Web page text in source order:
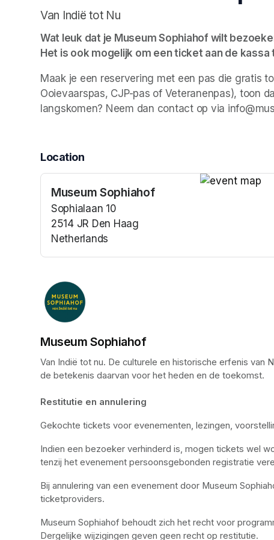
Van Indië tot Nu
Wat leuk dat je Museum Sophiahof wilt
Het is ook mogelijk om een ticket aan de kassa
Maak je een reservering met een pas die gratis
Ooievaarspas, CJP-pas of Veteranenpas), toon
langskomen? Neem dan contact op via
Location
Museum Sophiahof
Sophialaan 10
2514 JR Den Haag
Netherlands
(opens in a new tab)
Museum Sophiahof
Van Indië tot nu. De culturele en historische erfenis
de betekenis daarvan voor het heden en de toekomst.
Restitutie en annulering
Gekochte tickets voor evenementen, lezingen,
Indien een bezoeker verhinderd is, mogen tickets wel
tenzij het evenement persoonsgebonden registratie
Bij annulering van een evenement door Museum
ticketproviders.
Museum Sophiahof behoudt zich het recht voor
Dergelijke wijzigingen geven geen recht op restitutie.